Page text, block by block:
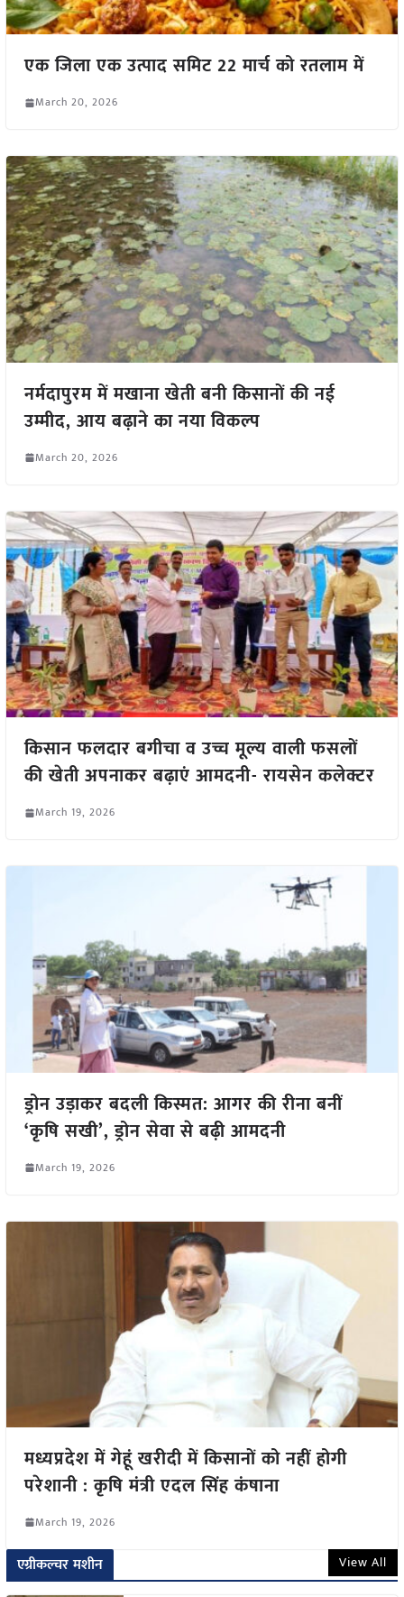
एक जिला एक उत्पाद समिट 22 मार्च को रतलाम में
March 20, 2026
नर्मदापुरम में मखाना खेती बनी किसानों की नई
उम्मीद, आय बढ़ाने का नया विकल्प
March 20, 2026
किसान फलदार बगीचा व उच्च मूल्य वाली फसलों
की खेती अपनाकर बढ़ाएं आमदनी- रायसेन कलेक्टर
March 19, 2026
ड्रोन उड़ाकर बदली किस्मत: आगर की रीना बनीं
‘कृषि सखी’, ड्रोन सेवा से बढ़ी आमदनी
March 19, 2026
मध्यप्रदेश में गेहूं खरीदी में किसानों को नहीं होगी
परेशानी : कृषि मंत्री एदल सिंह कंषाना
March 19, 2026
एग्रीकल्चर मशीन View All